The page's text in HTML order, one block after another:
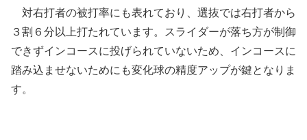
対右打者の被打率にも表れており、選抜では右打者から
３割６分以上打たれています。スライダーが落ち方が制御
できずインコースに投げられていないため、インコースに
踏み込ませないためにも変化球の精度アップが鍵となりま
す。